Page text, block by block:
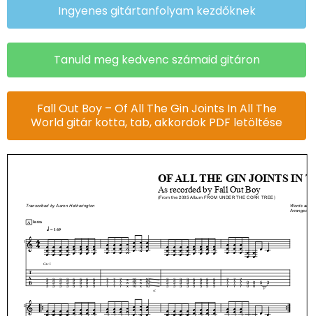
Ingyenes gitártanfolyam kezdőknek
Tanuld meg kedvenc számaid gitáron
Fall Out Boy – Of All The Gin Joints In All The
World gitár kotta, tab, akkordok PDF letöltése